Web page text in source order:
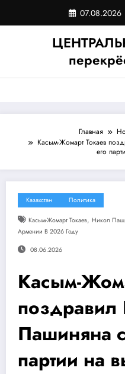
содержимому
07.08.2026
Главная
Касым-Жомарт Токаев
его
Казахстан Политика
Касым-Жомарт Токаев, Никол
Армении В 2026 Году
08.06.2026
Касым-
Пашиняна
партии на